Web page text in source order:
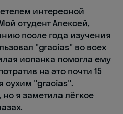
интересной
студент Алексей,
после года изучения
"gracias" во всех
испанка помогла ему
на это почти 15
сухим "gracias".
я заметила лёгкое